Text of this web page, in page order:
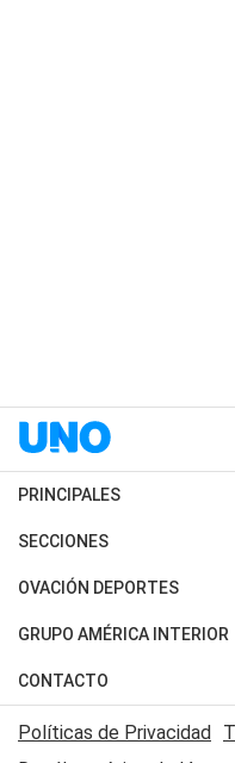
PRINCIPALES
Últimas Noticias
Política
Judiciales
Economia
SECCIONES
Horóscopo
Motores
Trucos caseros
Series y Películas
OVACIÓN DEPORTES
Fútbol
Mundial
Automovilismo
Rugby
GRUPO AMÉRICA INTERIOR
Canal 7 en Vivo
CONTACTO
Acerca de Nosotros
Políticas de Privacidad